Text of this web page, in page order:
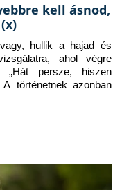
kell ásnod,
hullik a hajad és
ahol végre
„Hát persze, hiszen
történetnek azonban